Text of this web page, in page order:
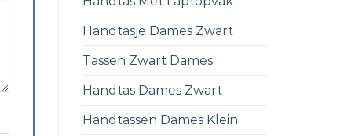
Handtasje Dames Zwart
Tassen Zwart Dames
Handtas Dames Zwart
Handtassen Dames Klein